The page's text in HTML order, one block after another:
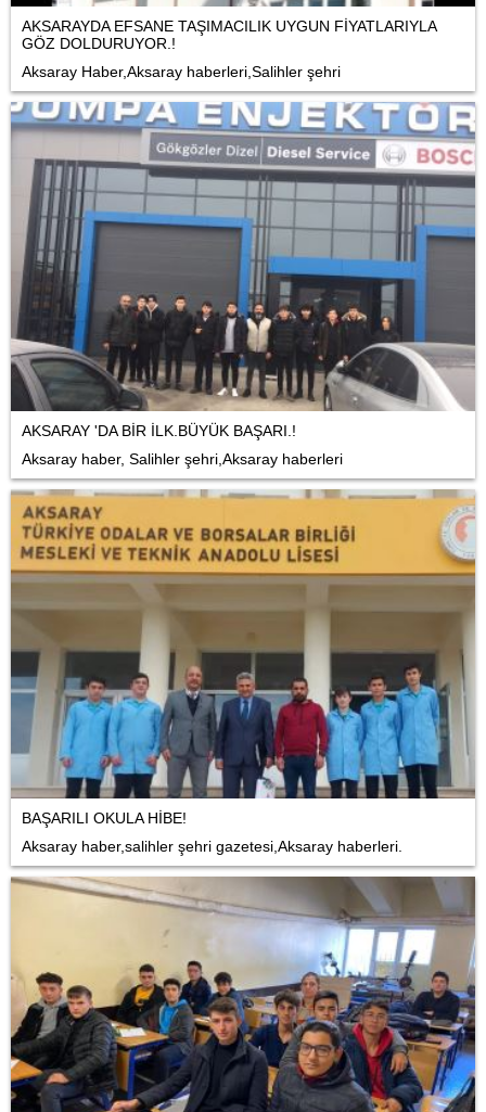
AKSARAYDA EFSANE TAŞIMACILIK UYGUN FİYATLARIYLA
GÖZ DOLDURUYOR.!
Aksaray Haber,Aksaray haberleri,Salihler şehri
AKSARAY 'DA BİR İLK.BÜYÜK BAŞARI.!
Aksaray haber, Salihler şehri,Aksaray haberleri
BAŞARILI OKULA HİBE!
Aksaray haber,salihler şehri gazetesi,Aksaray haberleri.